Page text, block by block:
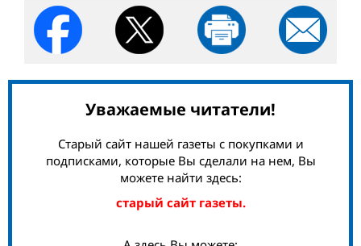
Уважаемые читатели!
Старый сайт нашей газеты с покупками и
подписками, которые Вы сделали на нем, Вы
можете найти здесь:
старый сайт газеты.